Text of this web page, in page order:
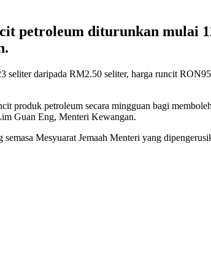
petroleum diturunkan mulai
daripada RM2.50 seliter, harga runcit
produk petroleum secara mingguan bagi
Guan Eng, Menteri Kewangan.
Mesyuarat Jemaah Menteri yang